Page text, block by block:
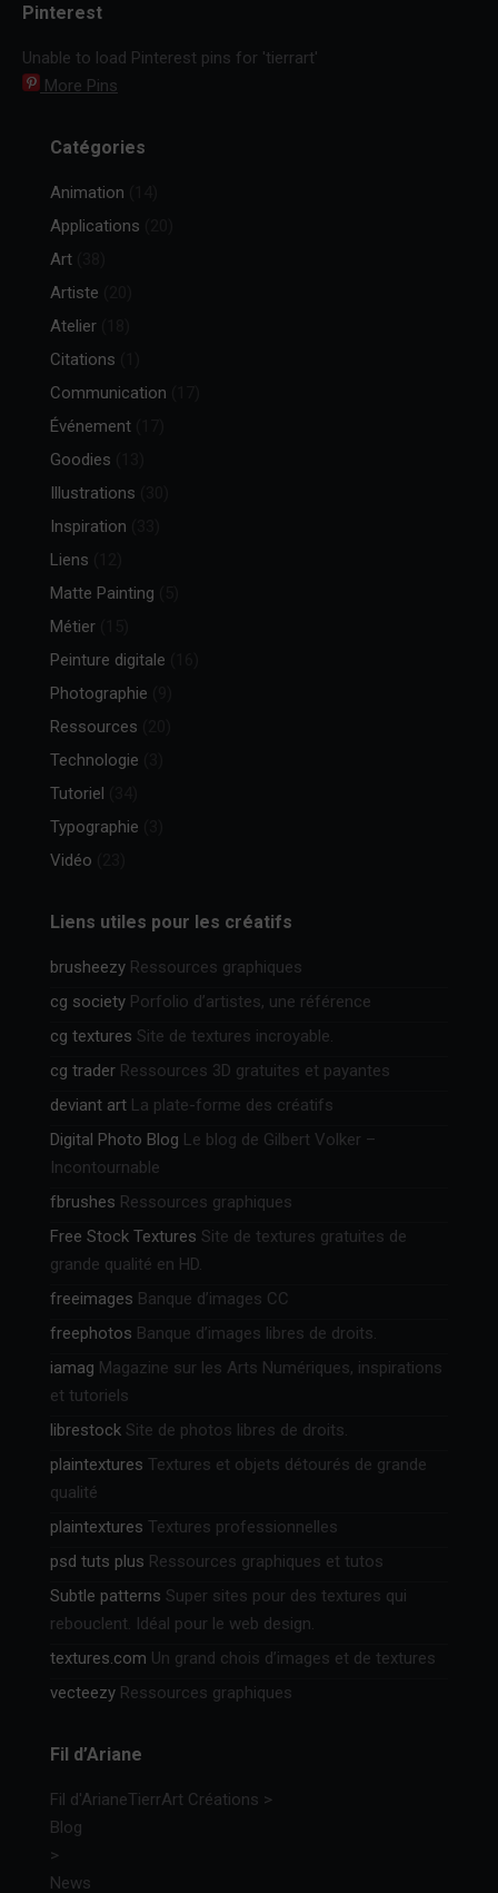
Pinterest
Unable to load Pinterest pins for 'tierrart'
More Pins
Catégories
Animation
Applications
Art
Artiste
Atelier
Citations
Communication
Événement
Goodies
Illustrations
Inspiration
Liens
Matte Painting
Métier
Peinture digitale
Photographie
Ressources
Technologie
Tutoriel
Typographie
Vidéo
Liens utiles pour les créatifs
brusheezy Ressources graphiques
cg society Porfolio d’artistes, une référence
cg textures Site de textures incroyable.
cg trader Ressources 3D gratuites et payantes
deviant art La plate-forme des créatifs
Digital Photo Blog Le blog de Gilbert Volker –
Incontournable
fbrushes Ressources graphiques
Free Stock Textures Site de textures gratuites de
grande qualité en HD.
freeimages Banque d’images CC
freephotos Banque d’images libres de droits.
iamag Magazine sur les Arts Numériques, inspirations
et tutoriels
librestock Site de photos libres de droits.
plaintextures Textures et objets détourés de grande
qualité
plaintextures Textures professionnelles
psd tuts plus Ressources graphiques et tutos
Subtle patterns Super sites pour des textures qui
rebouclent. Idéal pour le web design.
textures.com Un grand chois d’images et de textures
vecteezy Ressources graphiques
Fil d’Ariane
Fil d'ArianeTierrArt Créations >
Blog
>
News